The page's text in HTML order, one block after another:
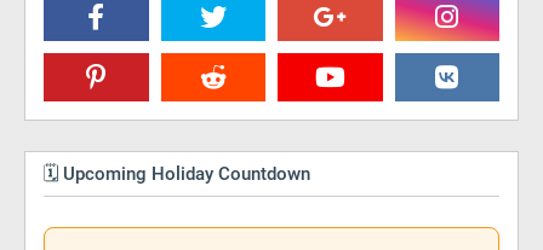
🗓️ Upcoming Holiday Countdown